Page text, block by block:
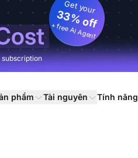
Get your
33% off
+ free AI Agent
phẩm Tài nguyên Tính năng